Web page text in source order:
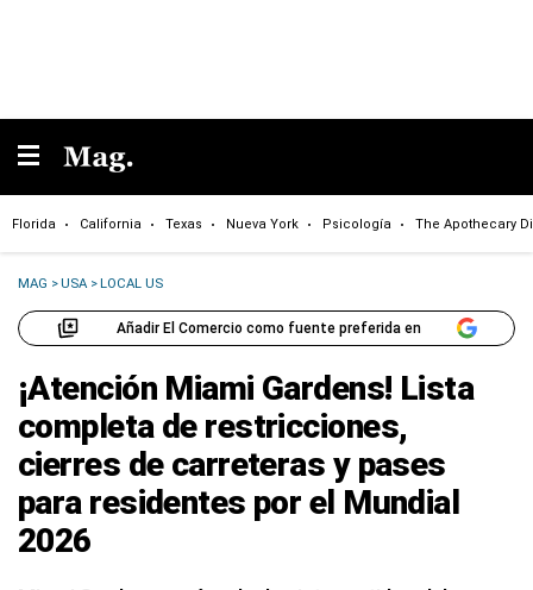
Florida California Texas Nueva York Psicología The Apothecary
MAG >USA >LOCAL US
Añadir El Comercio como fuente preferida en
¡Atención Miami Gardens! Lista
completa de restricciones,
cierres de carreteras y pases
para residentes por el Mundial
2026